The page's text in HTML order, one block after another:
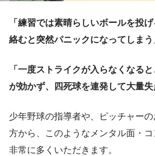
「練習では素晴らしいボールを投
絡むと突然パニックになってしまう
「一度ストライクが入らなくなる
が効かず、四死球を連発して大量失
少年野球の指導者や、ピッチャー
方から、このようなメンタル面・
非常に多くいただきます。